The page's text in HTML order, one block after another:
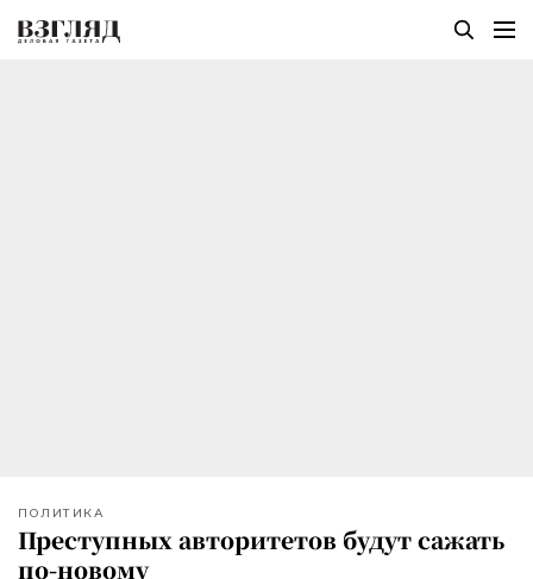
ПОЛИТИКА
Преступных авторитетов будут сажать
по-новому